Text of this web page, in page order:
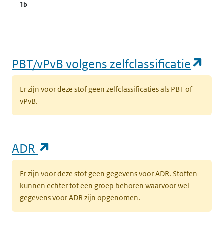
1b
PBT/vPvB volgens zelfclassificatie
Er zijn voor deze stof geen zelfclassificaties als PBT of
vPvB.
ADR
Er zijn voor deze stof geen gegevens voor ADR. Stoffen
kunnen echter tot een groep behoren waarvoor wel
gegevens voor ADR zijn opgenomen.